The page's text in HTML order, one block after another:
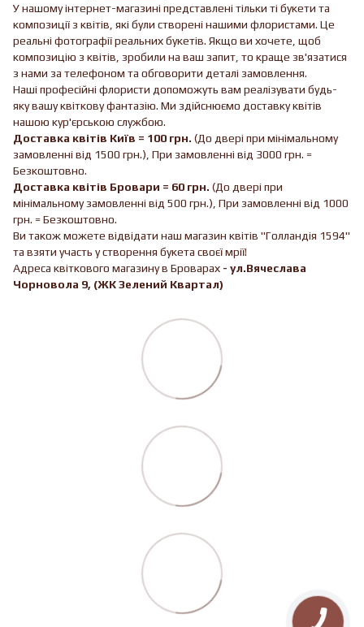
У нашому інтернет-магазині представлені тільки ті букети та
композиції з квітів, які були створені нашими флористами. Це
реальні фотографії реальних букетів. Якщо ви хочете, щоб
композицію з квітів, зробили на ваш запит, то краще зв'язатися
з нами за телефоном та обговорити деталі замовлення.
Наші професійні флористи допоможуть вам реалізувати будь-
яку вашу квіткову фантазію. Ми здійснюємо доставку квітів
нашою кур'єрською службою.
Доставка квітів Київ = 100 грн. (До двері при мінімальному
замовленні від 1500 грн.), При замовленні від 3000 грн. =
Безкоштовно.
Доставка квітів Бровари = 60 грн. (До двері при
мінімальному замовленні від 500 грн.), При замовленні від 1000
грн. = Безкоштовно.
Ви також можете відвідати наш магазин квітів "Голландія 1594"
та взяти участь у створення букета своєї мрії!
Адреса квіткового магазину в Броварах - ул.Вячеслава
Чорновола 9, (ЖК Зелений Квартал)